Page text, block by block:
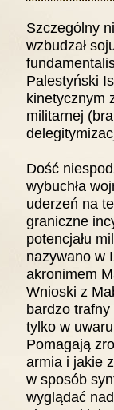
Szczególny
wzbudzał
Palestyński
kinetycznym
militarnej
Dość
wybuchła
uderzeń na
graniczne
potencjału
nazywano w
akronimem
Wnioski z
bardzo
tylko w
Pomagają
armia i jakie
w sposób
wyglądać